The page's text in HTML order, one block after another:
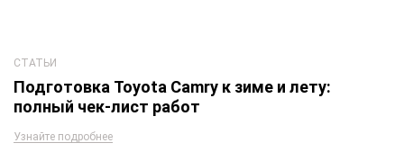
СТАТЬИ
Подготовка Toyota Camry к зиме и лету:
полный чек-лист работ
Узнайте подробнее